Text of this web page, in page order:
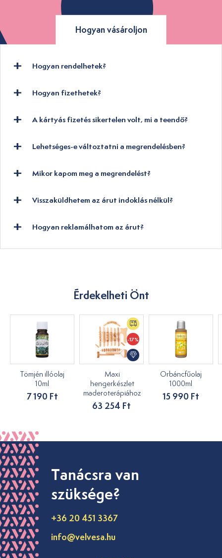
Hogyan vásároljon
Hogyan rendelhetek?
Hogyan fizethetek?
A kártyás fizetés sikertelen volt, mi a teendő?
Lehetséges-e változtatni a megrendelésben?
Mikor kapom meg a megrendelést?
Visszaküldhetem az árut indoklás nélkül?
Hogyan reklamálhatom az árut?
Érdekelheti Önt
Tömjén illóolaj
10ml
7 190 Ft
-17%
Maxi
hengerkészlet
maderoterápiához
63 254 Ft
Orbáncfűolaj
1000ml
15 990 Ft
Tanácsra van
szüksége?
+36 20 451 3367
info@velvesa.hu